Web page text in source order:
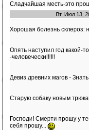
Сладчайшая месть-это
Вт, Июл 13,
Хорошая болезнь склероз:
Опять наступил год какой-
-человечески!!!!!!
Девиз древних магов -
Старую собаку новым
Господи! Смерти прошу у
себя прошу...